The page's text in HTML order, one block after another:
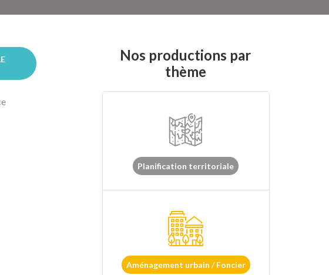
Nos productions par
thème
Planification territoriale
Aménagement urbain / Foncier